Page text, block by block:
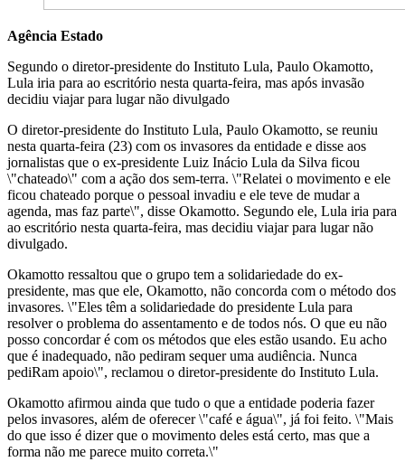
Agência Estado
Segundo o diretor-presidente do Instituto Lula, Paulo Okamotto,
Lula iria para ao escritório nesta quarta-feira, mas após invasão
decidiu viajar para lugar não divulgado
O diretor-presidente do Instituto Lula, Paulo Okamotto, se reuniu
nesta quarta-feira (23) com os invasores da entidade e disse aos
jornalistas que o ex-presidente Luiz Inácio Lula da Silva ficou
\"chateado\" com a ação dos sem-terra. \"Relatei o movimento e ele
ficou chateado porque o pessoal invadiu e ele teve de mudar a
agenda, mas faz parte\", disse Okamotto. Segundo ele, Lula iria para
ao escritório nesta quarta-feira, mas decidiu viajar para lugar não
divulgado.
Okamotto ressaltou que o grupo tem a solidariedade do ex-
presidente, mas que ele, Okamotto, não concorda com o método dos
invasores. \"Eles têm a solidariedade do presidente Lula para
resolver o problema do assentamento e de todos nós. O que eu não
posso concordar é com os métodos que eles estão usando. Eu acho
que é inadequado, não pediram sequer uma audiência. Nunca
pediRam apoio\", reclamou o diretor-presidente do Instituto Lula.
Okamotto afirmou ainda que tudo o que a entidade poderia fazer
pelos invasores, além de oferecer \"café e água\", já foi feito. \"Mais
do que isso é dizer que o movimento deles está certo, mas que a
forma não me parece muito correta.\"